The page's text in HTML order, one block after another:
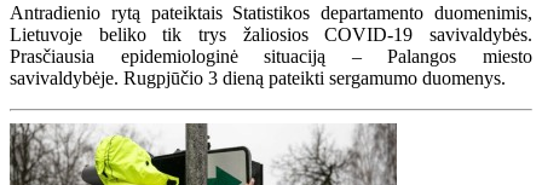
Antradienio rytą pateiktais Statistikos departamento duomenimis,
Lietuvoje beliko tik trys žaliosios COVID-19 savivaldybės.
Prasčiausia epidemiologinė situaciją – Palangos miesto
savivaldybėje. Rugpjūčio 3 dieną pateikti sergamumo duomenys.